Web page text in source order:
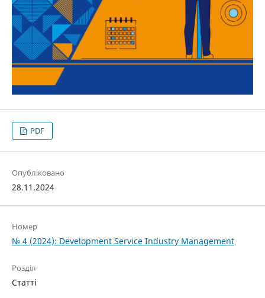
PDF
Опубліковано
28.11.2024
Номер
№ 4 (2024): Development Service Industry Management
Розділ
Статті